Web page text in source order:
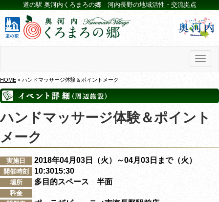
道の駅 奥河内くろまろの郷 河内長野の地域活性・交流拠点
HOME < ハンドマッサージ体験＆ポイントメーク
ハンドマッサージ体験＆ポイント
メーク
実施日 2018年04月03日（火）～04月03日まで（火）
開催時刻 10:3015:30
場所 多目的スペース 半面
料金